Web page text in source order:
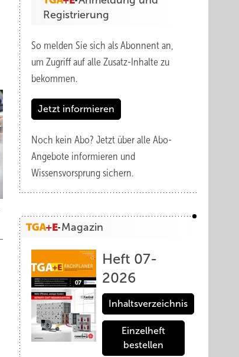
Registrierung
So melden Sie sich als Abonnent an,
um Zugriff auf alle Zusatz-Inhalte zu
bekommen.
Jetzt informieren
Noch kein Abo? Jetzt über alle Abo-
Angebote informieren und
Wissensvorsprung sichern.
Magazin
Heft 07-
2026
Inhaltsverzeichnis
Einzelheft
bestellen